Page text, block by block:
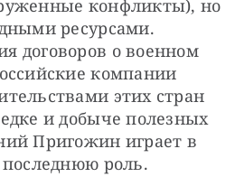
конфликты), но
ресурсами.
договоров о военном
компании
этих стран
и добыче полезных
Пригожин играет в
последнюю роль.